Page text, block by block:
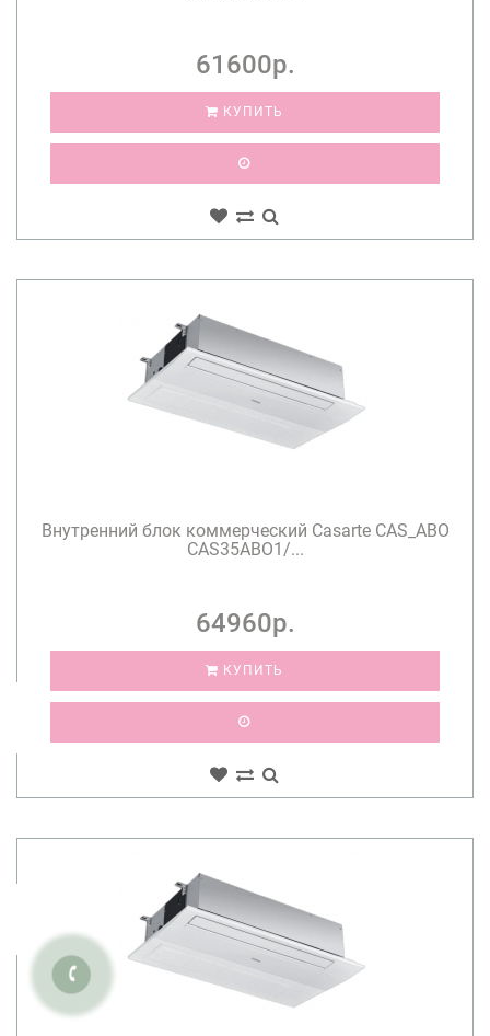
61600р.
КУПИТЬ
Внутренний блок коммерческий Casarte CAS_ABO
CAS35ABO1/...
64960р.
КУПИТЬ